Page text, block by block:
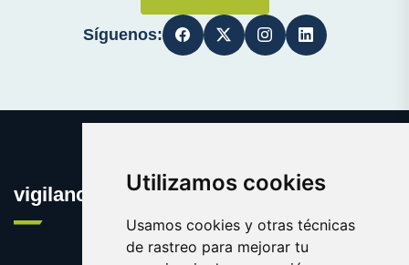
Utilizamos cookies
Usamos cookies y otras técnicas
de rastreo para mejorar tu
Síguenos:
vigilanciaonline.es